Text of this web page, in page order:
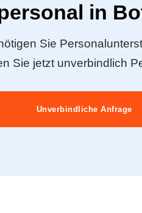
in
Sie
Sie jetzt unverbindlich
Unverbindliche Anfrage